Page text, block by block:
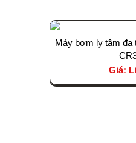
Máy bơm ly tâm đa
Giá: